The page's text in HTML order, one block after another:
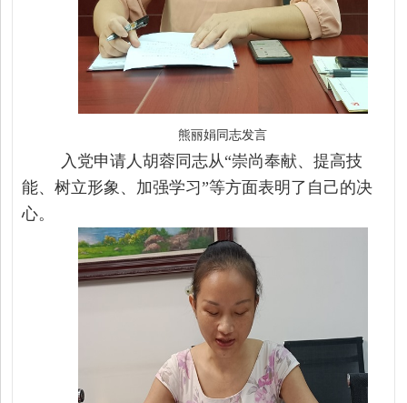
熊丽娟同志发言
入党申请人胡蓉同志从“崇尚奉献、提高技
能、树立形象、加强学习”等方面表明了自己的决
心。